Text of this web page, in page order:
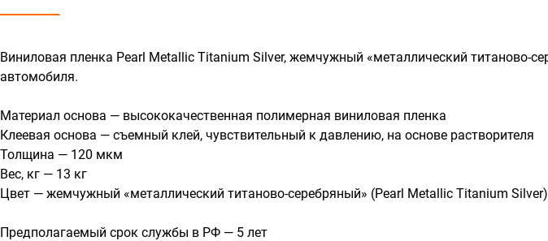
Виниловая пленка Pearl Metallic Titanium Silver, жемчужный «металлический титаново-
автомобиля.
Материал основа — высококачественная полимерная виниловая пленка
Клеевая основа — съемный клей, чувствительный к давлению, на основе растворителя
Толщина — 120 мкм
Вес, кг — 13 кг
Цвет — жемчужный «металлический титаново-серебряный» (Pearl Metallic Titanium Silver)
Предполагаемый срок службы в РФ — 5 лет